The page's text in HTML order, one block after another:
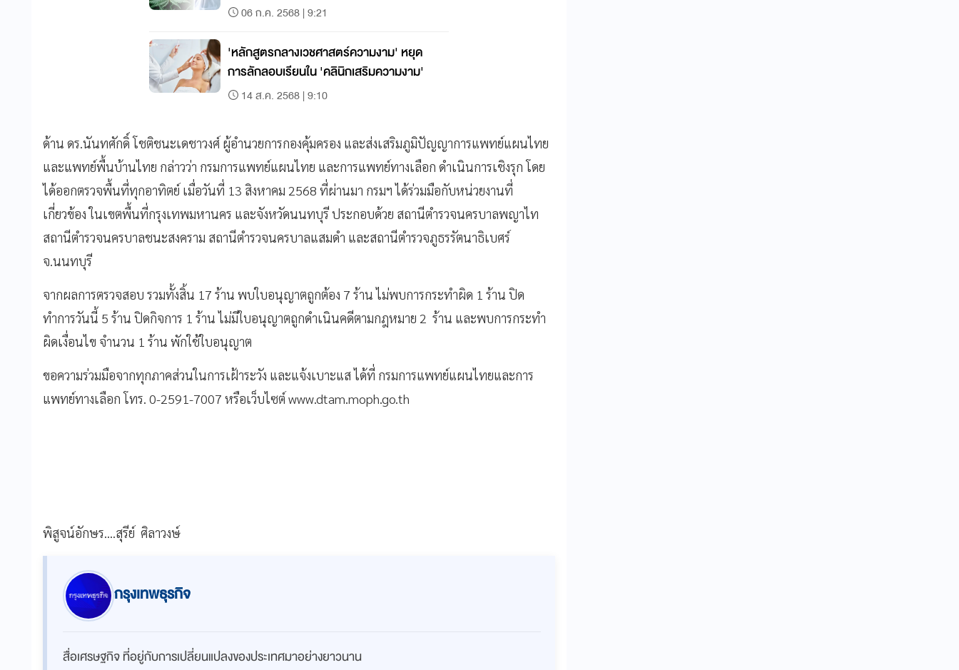
06 ก.ค. 2568 | 9:21
'หลักสูตรกลางเวชศาสตร์ความงาม' หยุด
การลักลอบเรียนใน 'คลินิกเสริมความงาม'
14 ส.ค. 2568 | 9:10
ด้าน ดร.นันทศักดิ์ โชติชนะเดชาวงศ์ ผู้อำนวยการกองคุ้มครอง และส่งเสริมภูมิปัญญาการแพทย์แผนไทย
และแพทย์พื้นบ้านไทย กล่าวว่า กรมการแพทย์แผนไทย และการแพทย์ทางเลือก ดำเนินการเชิงรุก โดย
ได้ออกตรวจพื้นที่ทุกอาทิตย์ เมื่อวันที่ 13 สิงหาคม 2568 ที่ผ่านมา กรมฯ ได้ร่วมมือกับหน่วยงานที่
เกี่ยวข้อง ในเขตพื้นที่กรุงเทพมหานคร และจังหวัดนนทบุรี ประกอบด้วย สถานีตำรวจนครบาลพญาไท
สถานีตำรวจนครบาลชนะสงคราม สถานีตำรวจนครบาลแสมดำ และสถานีตำรวจภูธรรัตนาธิเบศร์
จ.นนทบุรี
จากผลการตรวจสอบ รวมทั้งสิ้น 17 ร้าน พบใบอนุญาตถูกต้อง 7 ร้าน ไม่พบการกระทำผิด 1 ร้าน ปิด
ทำการวันนี้ 5 ร้าน ปิดกิจการ 1 ร้าน ไม่มีใบอนุญาตถูกดำเนินคดีตามกฎหมาย 2 ร้าน และพบการกระทำ
ผิดเงื่อนไข จำนวน 1 ร้าน พักใช้ใบอนุญาต
ขอความร่วมมือจากทุกภาคส่วนในการเฝ้าระวัง และแจ้งเบาะแส ได้ที่ กรมการแพทย์แผนไทยและการ
แพทย์ทางเลือก โทร. 0-2591-7007 หรือเว็บไซต์ www.dtam.moph.go.th
พิสูจน์อักษร....สุรีย์ ศิลาวงษ์
กรุงเทพธุรกิจ
สื่อเศรษฐกิจ ที่อยู่กับการเปลี่ยนแปลงของประเทศมาอย่างยาวนาน